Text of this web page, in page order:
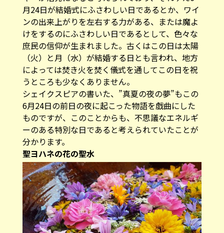
月24日が結婚式にふさわしい日であるとか、ワイ
ンの出来上がりを左右する力がある、または魔よ
けをするのにふさわしい日であるとして、色々な
庶民の信仰が生まれました。古くはこの日は太陽
（火）と月（水）が結婚する日とも言われ、地方
によっては焚き火を焚く儀式を通してこの日を祝
うところも少なくありません。
シェイクスピアの書いた、”真夏の夜の夢”もこの
6月24日の前日の夜に起こった物語を戯曲にした
ものですが、このことからも、不思議なエネルギ
ーのある特別な日であると考えられていたことが
分かります。
聖ヨハネの花の聖水